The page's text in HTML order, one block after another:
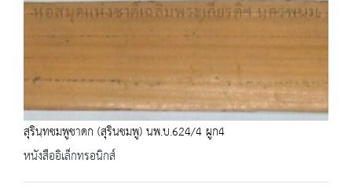
สุรินฺทชมพูชาดก (สุรินชมพู) นพ.บ.624/4 ผูก4
หนังสืออิเล็กทรอนิกส์